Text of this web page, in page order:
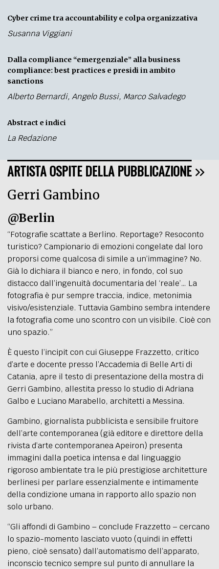
Cyber crime tra accountability e colpa organizzativa
Susanna Viggiani
Dalla compliance “emergenziale” alla business
compliance: best practices e presidi in ambito
sanctions
Alberto Bernardi, Angelo Bussi, Marco Salvadego
Abstract e indici
La Redazione
ARTISTA OSPITE DELLA PUBBLICAZIONE
Gerri Gambino
@Berlin
“Fotografie scattate a Berlino. Reportage? Resoconto
turistico? Campionario di emozioni congelate dal loro
proporsi come qualcosa di simile a un’immagine? No.
Già lo dichiara il bianco e nero, in fondo, col suo
distacco dall’ingenuità documentaria del ‘reale’… La
fotografia è pur sempre traccia, indice, metonimia
visivo/esistenziale. Tuttavia Gambino sembra intendere
la fotografia come uno scontro con un visibile. Cioè con
uno spazio.”
È questo l’incipit con cui Giuseppe Frazzetto, critico
d’arte e docente presso l’Accademia di Belle Arti di
Catania, apre il testo di presentazione della mostra di
Gerri Gambino, allestita presso lo studio di Adriana
Galbo e Luciano Marabello, architetti a Messina.
Gambino, giornalista pubblicista e sensibile fruitore
dell’arte contemporanea (già editore e direttore della
rivista d’arte contemporanea Apeiron) presenta
immagini dalla poetica intensa e dal linguaggio
rigoroso ambientate tra le più prestigiose architetture
berlinesi per parlare essenzialmente e intimamente
della condizione umana in rapporto allo spazio non
solo urbano.
“Gli affondi di Gambino – conclude Frazzetto – cercano
lo spazio-momento lasciato vuoto (quindi in effetti
pieno, cioè sensato) dall’automatismo dell’apparato,
inconscio tecnico sempre sul punto di annullare la